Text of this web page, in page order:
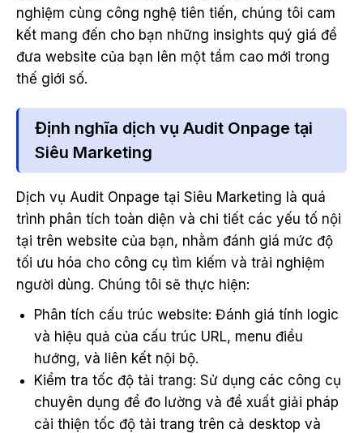
nghiệm cùng công nghệ tiên tiến, chúng tôi cam
kết mang đến cho bạn những insights quý giá để
đưa website của bạn lên một tầm cao mới trong
thế giới số.
Định nghĩa dịch vụ Audit Onpage tại
Siêu Marketing
Dịch vụ Audit Onpage tại Siêu Marketing là quá
trình phân tích toàn diện và chi tiết các yếu tố nội
tại trên website của bạn, nhằm đánh giá mức độ
tối ưu hóa cho công cụ tìm kiếm và trải nghiệm
người dùng. Chúng tôi sẽ thực hiện:
Phân tích cấu trúc website: Đánh giá tính logic
và hiệu quả của cấu trúc URL, menu điều
hướng, và liên kết nội bộ.
Kiểm tra tốc độ tải trang: Sử dụng các công cụ
chuyên dụng để đo lường và đề xuất giải pháp
cải thiện tốc độ tải trang trên cả desktop và